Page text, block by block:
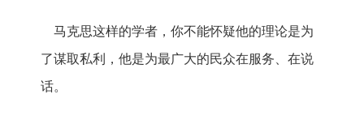
马克思这样的学者，你不能怀疑他的理论是为
了谋取私利，他是为最广大的民众在服务、在说
话。